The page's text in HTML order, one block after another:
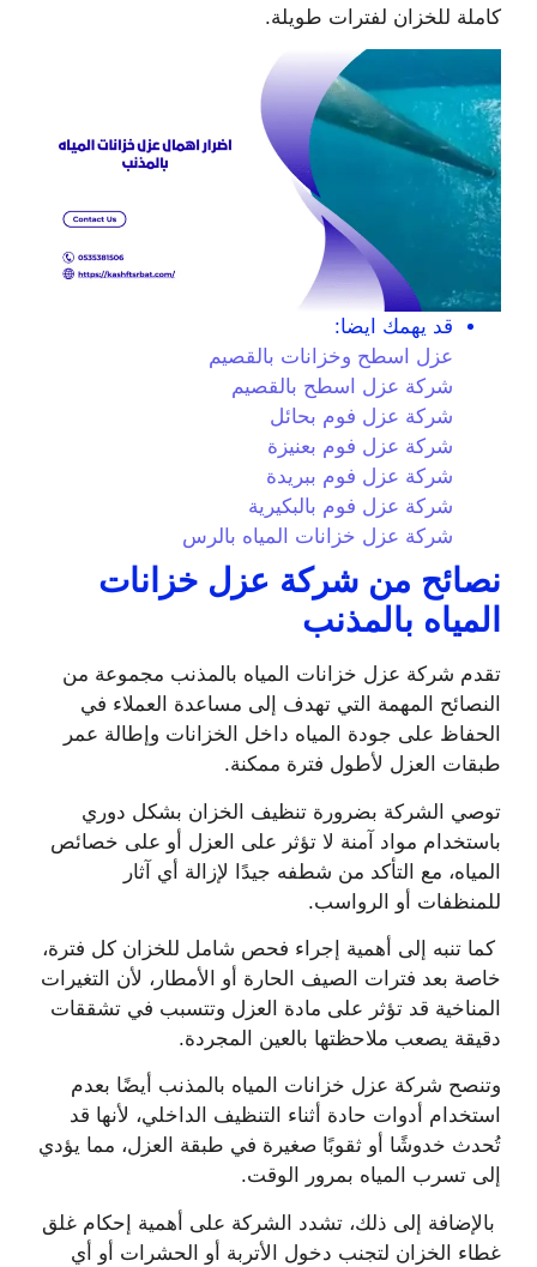
كاملة للخزان لفترات طويلة.
قد يهمك ايضا:
عزل اسطح وخزانات بالقصيم
شركة عزل اسطح بالقصيم
شركة عزل فوم بحائل
شركة عزل فوم بعنيزة
شركة عزل فوم ببريدة
شركة عزل فوم بالبكيرية
شركة عزل خزانات المياه بالرس
نصائح من شركة عزل خزانات
المياه بالمذنب
تقدم شركة عزل خزانات المياه بالمذنب مجموعة من
النصائح المهمة التي تهدف إلى مساعدة العملاء في
الحفاظ على جودة المياه داخل الخزانات وإطالة عمر
طبقات العزل لأطول فترة ممكنة.
توصي الشركة بضرورة تنظيف الخزان بشكل دوري
باستخدام مواد آمنة لا تؤثر على العزل أو على خصائص
المياه، مع التأكد من شطفه جيدًا لإزالة أي آثار
للمنظفات أو الرواسب.
كما تنبه إلى أهمية إجراء فحص شامل للخزان كل فترة،
خاصة بعد فترات الصيف الحارة أو الأمطار، لأن التغيرات
المناخية قد تؤثر على مادة العزل وتتسبب في تشققات
دقيقة يصعب ملاحظتها بالعين المجردة.
وتنصح شركة عزل خزانات المياه بالمذنب أيضًا بعدم
استخدام أدوات حادة أثناء التنظيف الداخلي، لأنها قد
تُحدث خدوشًا أو ثقوبًا صغيرة في طبقة العزل، مما يؤدي
إلى تسرب المياه بمرور الوقت.
بالإضافة إلى ذلك، تشدد الشركة على أهمية إحكام غلق
غطاء الخزان لتجنب دخول الأتربة أو الحشرات أو أي